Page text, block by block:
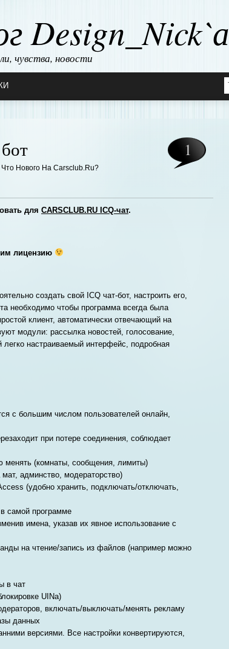
Design_Nick`а
чувства, новости
Что Нового На Carsclub.ru?
1
для CARSCLUB.RU ICQ-чат.
лицензию
создать свой ICQ чат-бот, настроить его,
необходимо чтобы программа всегда была
клиент, автоматически отвечающий на
модули: рассылка новостей, голосование,
настраиваемый интерфейс, подробная
с большим числом пользователей онлайн,
при потере соединения, соблюдает
менять (комнаты, сообщения, лимиты)
админство, модераторство)
(удобно хранить, подключать/отключать,
самой программе
имена, указав их явное использование с
на чтение/запись из файлов (например можно
в чат
UINа)
включать/выключать/менять рекламу
данных
версиями. Все настройки конвертируются,